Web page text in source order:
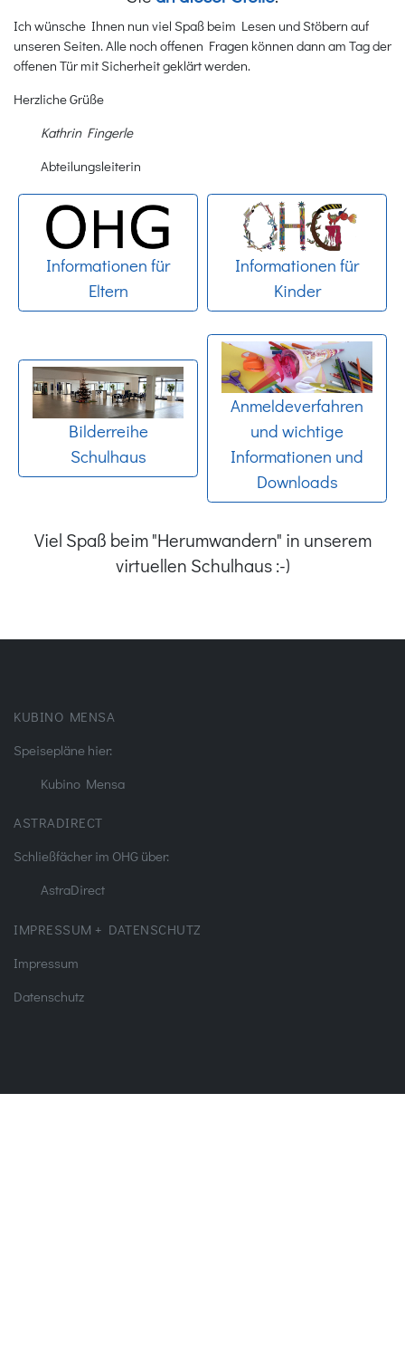
Ich wünsche Ihnen nun viel Spaß beim Lesen und Stöbern auf
unseren Seiten. Alle noch offenen Fragen können dann am Tag der
offenen Tür mit Sicherheit geklärt werden.
Herzliche Grüße
Kathrin Fingerle
Abteilungsleiterin
Informationen für
Eltern
Informationen für
Kinder
Bilderreihe
Schulhaus
Anmeldeverfahren
und wichtige
Informationen und
Downloads
Viel Spaß beim "Herumwandern" in unserem
virtuellen Schulhaus :-)
KUBINO MENSA
Speisepläne hier:
Kubino Mensa
ASTRADIRECT
Schließfächer im OHG über:
AstraDirect
IMPRESSUM + DATENSCHUTZ
Impressum
Datenschutz